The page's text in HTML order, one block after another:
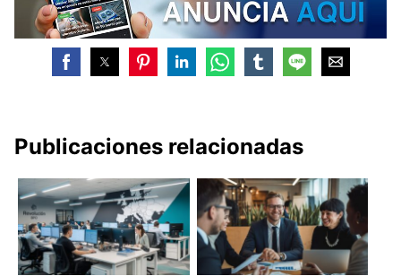
Publicaciones relacionadas